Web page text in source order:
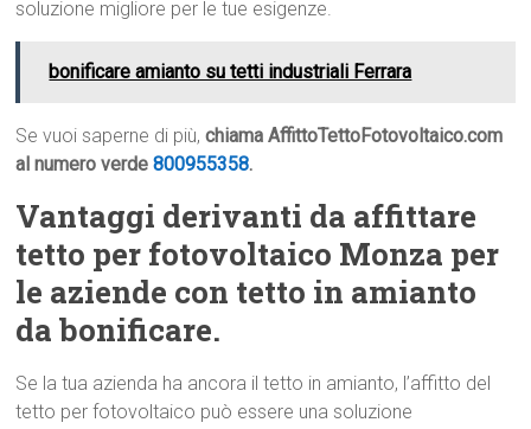
soluzione migliore per le tue esigenze.
bonificare amianto su tetti industriali Ferrara
Se vuoi saperne di più,chiama AffittoTettoFotovoltaico.com
al numero verde800955358.
Vantaggi derivanti da affittare
tetto per fotovoltaico Monza per
le aziende con tetto in amianto
da bonificare.
Se la tua azienda ha ancora il tetto in amianto, l’affitto del
tetto per fotovoltaico può essere una soluzione